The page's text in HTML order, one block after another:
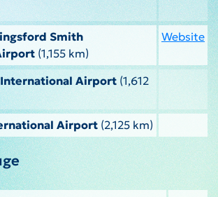
Smith
(1,155 km)
Website
International Airport (1,612
Airport (2,125 km)